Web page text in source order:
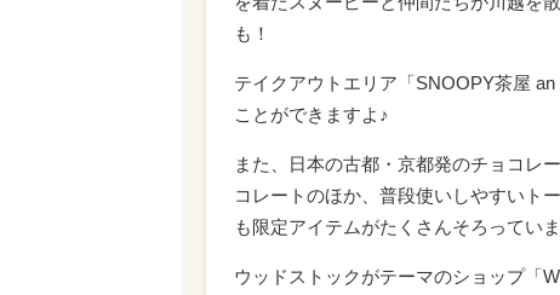
も！
テイクアウトエリア「SNOOPY茶屋
ことができますよ♪
また、日本の古都・京都発のチョコレ
コレートのほか、普段使いしやすいト
も限定アイテムがたくさんそろっていま
ウッドストックがテーマのショップ「